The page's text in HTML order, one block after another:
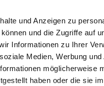
und Anzeigen zu
und die Zugriffe auf
Informationen zu Ihrer
Medien, Werbung
möglicherweise
haben oder die sie